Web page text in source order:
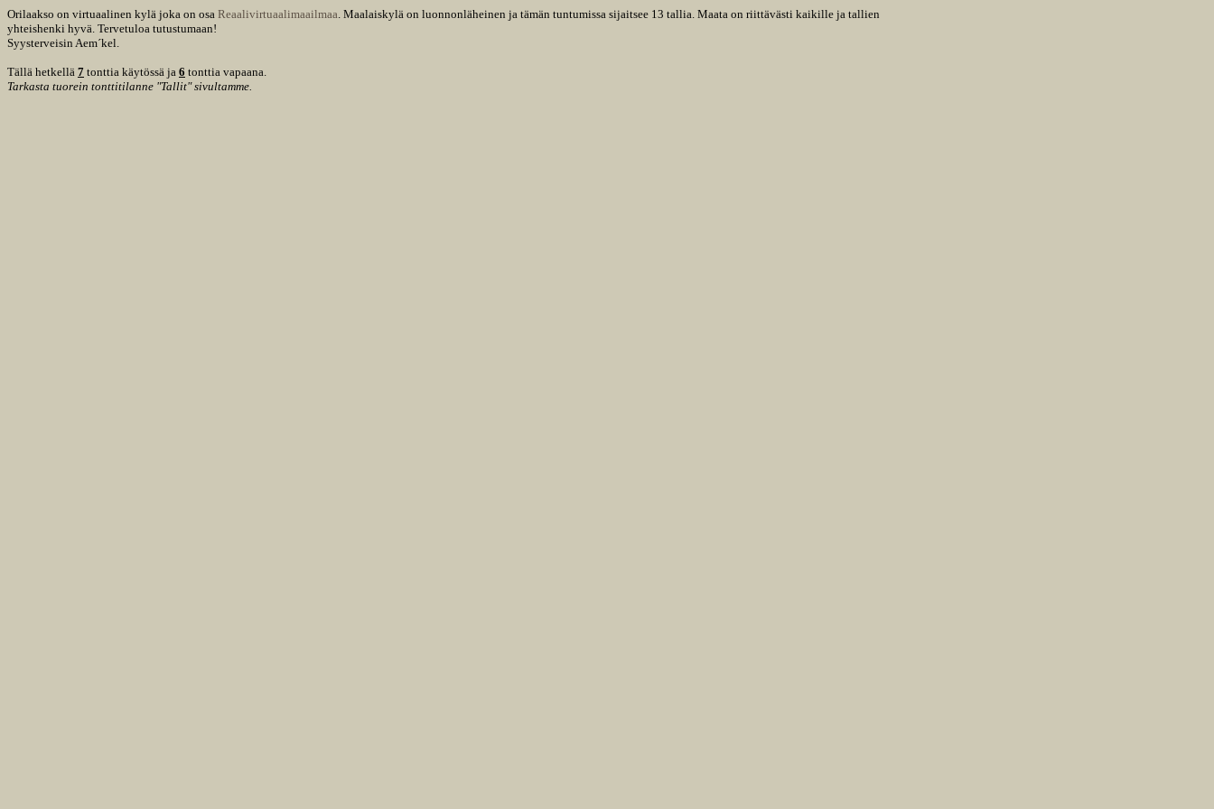
Orilaakso on virtuaalinen kylä joka on osa Reaalivirtuaalimaailmaa. Maalaiskylä on luonnonläheinen ja tämän tuntumissa sijaitsee 13 tallia. Maata on riittävästi kaikille ja tallien
yhteishenki hyvä. Tervetuloa tutustumaan!
Syysterveisin Aem´kel.
Tällä hetkellä 7 tonttia käytössä ja 6 tonttia vapaana.
Tarkasta tuorein tonttitilanne "Tallit" sivultamme.